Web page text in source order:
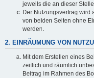
jeweils die an dieser
Der Nutzungsvertrag wird
von beiden Seiten ohne
werden.
2. EINRÄUMUNG VON
Mit dem Erstellen eines
zeitlich und räumlich
Beitrag im Rahmen des